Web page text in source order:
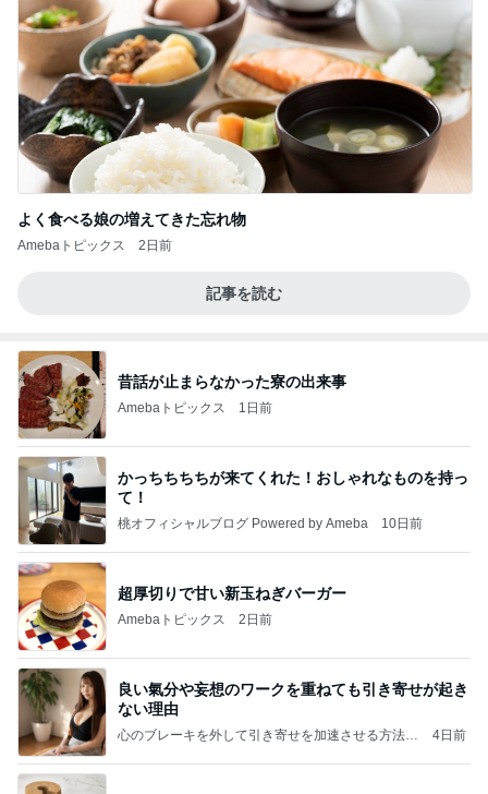
よく食べる娘の増えてきた忘れ物
Amebaトピックス 2日前
記事を読む
昔話が止まらなかった寮の出来事
Amebaトピックス 1日前
かっちちちちが来てくれた！おしゃれなものを持っ
て！
桃オフィシャルブログ Powered by Ameba 10日前
超厚切りで甘い新玉ねぎバーガー
Amebaトピックス 2日前
良い氣分や妄想のワークを重ねても引き寄せが起き
ない理由
心のブレーキを外して引き寄せを加速させる方法：
4日前